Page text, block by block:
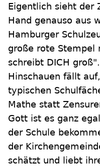
Eigentlich sieht der
Hand genauso aus
Hamburger
große rote
schreibt DICH
Hinschauen fällt
typischen
Mathe statt
Gott ist es ganz
der Schule
der
schätzt und liebt